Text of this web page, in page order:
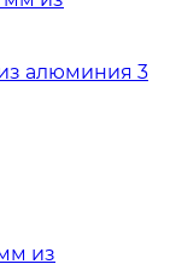
алюминия 3